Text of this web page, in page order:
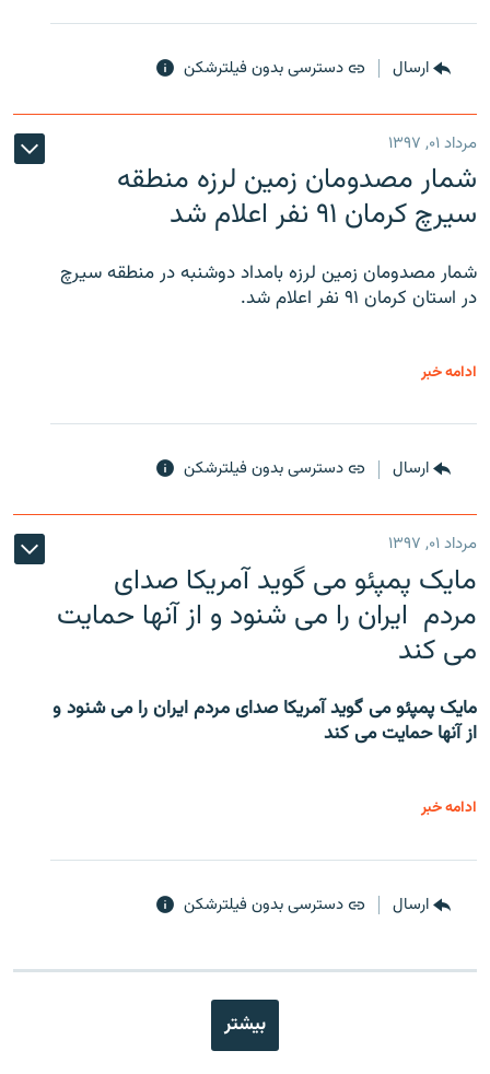
ارسال دسترسی بدون فیلترشکن
مرداد ۰۱, ۱۳۹۷
شمار مصدومان زمین لرزه منطقه
سیرچ کرمان ۹۱ نفر اعلام شد
شمار مصدومان زمین لرزه بامداد دوشنبه در منطقه سیرچ
در استان کرمان ۹۱ نفر اعلام شد.
ادامه خبر
ارسال دسترسی بدون فیلترشکن
مرداد ۰۱, ۱۳۹۷
مایک پمپئو می گوید آمریکا صدای
مردم ایران را می شنود و از آنها حمایت
می کند
مایک پمپئو می گوید آمریکا صدای مردم ایران را می شنود و
از آنها حمایت می کند
ادامه خبر
ارسال دسترسی بدون فیلترشکن
بیشتر